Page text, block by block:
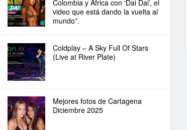
Colombia y África con ‘Dai Dai’, el
video que está dando la vuelta al
mundo”.
Coldplay – A Sky Full Of Stars
(Live at River Plate)
Mejores fotos de Cartagena
Diciembre 2025